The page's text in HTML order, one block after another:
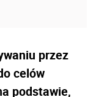
przez
celów
podstawie,